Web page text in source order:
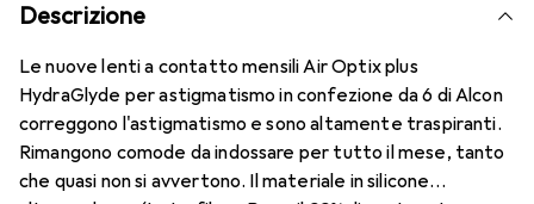
Descrizione
Le nuove lenti a contatto mensili Air Optix plus
HydraGlyde per astigmatismo in confezione da 6 di Alcon
correggono l'astigmatismo e sono altamente traspiranti.
Rimangono comode da indossare per tutto il mese, tanto
che quasi non si avvertono. Il materiale in silicone